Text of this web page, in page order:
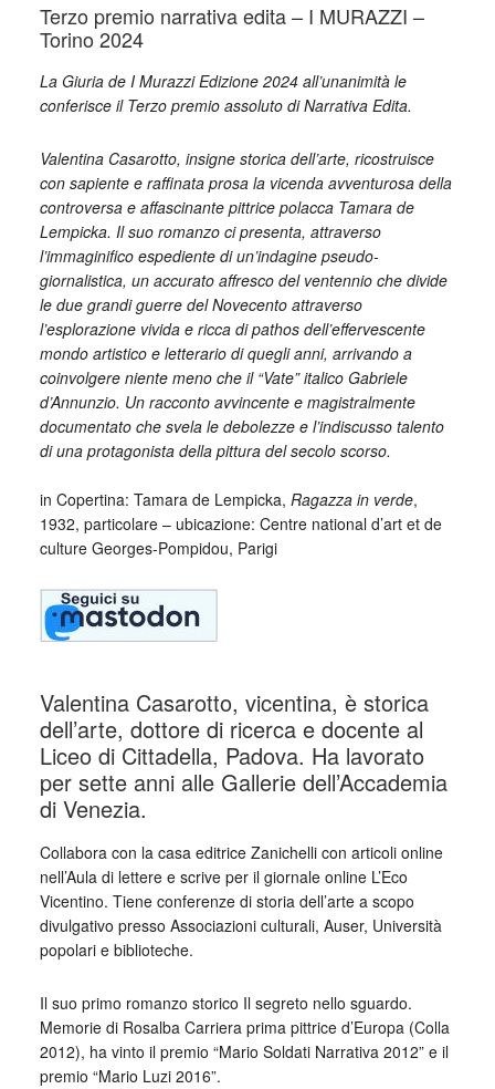
Terzo premio narrativa edita – I MURAZZI –
Torino 2024
La Giuria de I Murazzi Edizione 2024 all’unanimità le
conferisce il Terzo premio assoluto di Narrativa Edita.
Valentina Casarotto, insigne storica dell’arte, ricostruisce
con sapiente e raffinata prosa la vicenda avventurosa della
controversa e affascinante pittrice polacca Tamara de
Lempicka. Il suo romanzo ci presenta, attraverso
l’immaginifico espediente di un’indagine pseudo-
giornalistica, un accurato affresco del ventennio che divide
le due grandi guerre del Novecento attraverso
l’esplorazione vivida e ricca di pathos dell’effervescente
mondo artistico e letterario di quegli anni, arrivando a
coinvolgere niente meno che il “Vate” italico Gabriele
d’Annunzio. Un racconto avvincente e magistralmente
documentato che svela le debolezze e l’indiscusso talento
di una protagonista della pittura del secolo scorso.
in Copertina: Tamara de Lempicka, Ragazza in verde,
1932, particolare – ubicazione: Centre national d’art et de
culture Georges-Pompidou, Parigi
Valentina Casarotto, vicentina, è storica
dell’arte, dottore di ricerca e docente al
Liceo di Cittadella, Padova. Ha lavorato
per sette anni alle Gallerie dell’Accademia
di Venezia.
Collabora con la casa editrice Zanichelli con articoli online
nell’Aula di lettere e scrive per il giornale online L’Eco
Vicentino. Tiene conferenze di storia dell’arte a scopo
divulgativo presso Associazioni culturali, Auser, Università
popolari e biblioteche.
Il suo primo romanzo storico Il segreto nello sguardo.
Memorie di Rosalba Carriera prima pittrice d’Europa (Colla
2012), ha vinto il premio “Mario Soldati Narrativa 2012” e il
premio “Mario Luzi 2016”.